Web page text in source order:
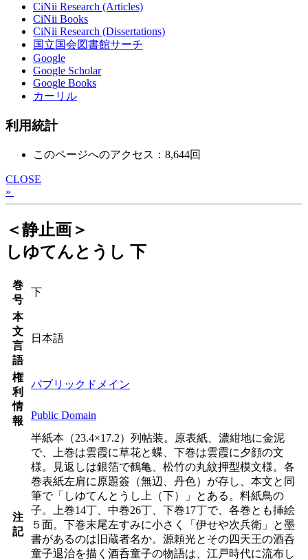
CiNii Research (Articles)
CiNii Books
CiNii Research (Dissertations)
国立国会図書館サーチ
Google
Google Scholar
Google Books
カーリル
利用統計
このページへのアクセス：8,644回
CLOSE
»
＜静止画＞
しゆてんとうし 下
巻
号
下
本
文
言
語
日本語
権
利
情
報
パブリックドメイン
Public Domain
注
記
半紙本（23.4×17.2）列帖装。原表紙、濃紺地に金泥
で、上巻は雲霞に草花と蝶、下巻は雲霞に夕顔の文
様。見返しは銀箔で鶴亀、松竹の丸紋押型模文様。各
巻表紙左肩に原題簽（無辺、丹色）が存し、本文と同
筆で「しゆてんとうし上（下）」とある。料紙鳥の
子。上巻14丁、中巻26丁、下巻17丁で、各巻とも挿絵
５面。下巻末尾左すみに小さく「伊せや次兵衛」と墨
書があるのは旧蔵者名か。源頼光とその四天王の酒呑
童子退治を描く酒呑童子の物語は、江戸時代に流布し